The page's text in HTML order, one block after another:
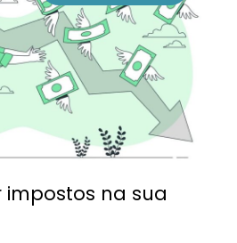
impostos na sua